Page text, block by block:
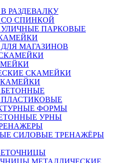
РАЗДЕВАЛКУ
СПИНКОЙ
ПАРКОВЫЕ
МАГАЗИНОВ
СКАМЕЙКИ
ФОРМЫ
УРНЫ
СИЛОВЫЕ ТРЕНАЖЁРЫ
МЕТАЛЛИЧЕСКИЕ